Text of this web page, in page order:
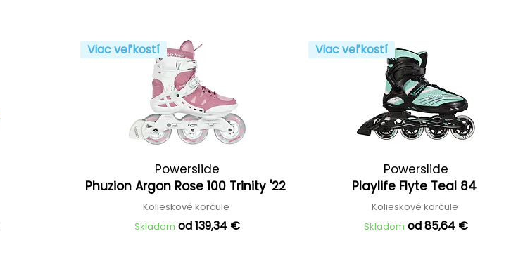
Viac veľkostí
Powerslide
Phuzion Argon Rose 100 Trinity '22
Kolieskové korčule
Skladom od 139,34 €
Viac veľkostí
Powerslide
Playlife Flyte Teal 84
Kolieskové korčule
Skladom od 85,64 €